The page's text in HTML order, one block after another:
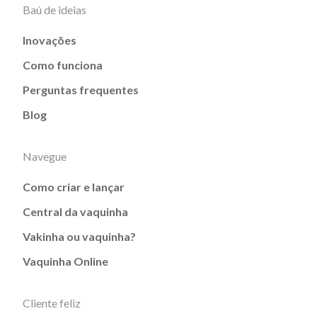
Baú de ideias
Inovações
Como funciona
Perguntas frequentes
Blog
Navegue
Como criar e lançar
Central da vaquinha
Vakinha ou vaquinha?
Vaquinha Online
Cliente feliz